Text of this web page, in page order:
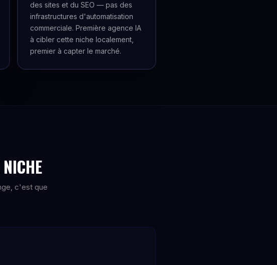
des sites et du SEO — pas des
infrastructures d'automatisation
commerciale. Première agence IA
à cibler cette niche localement,
premier à capter le marché.
c'est que